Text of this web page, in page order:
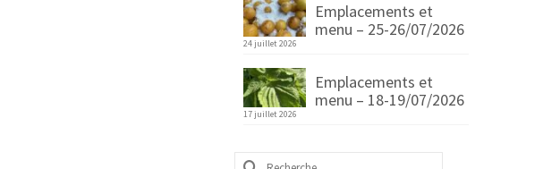
Emplacements et
menu – 25-26/07/2026
24 juillet 2026
Emplacements et
menu – 18-19/07/2026
17 juillet 2026
Rechercher :